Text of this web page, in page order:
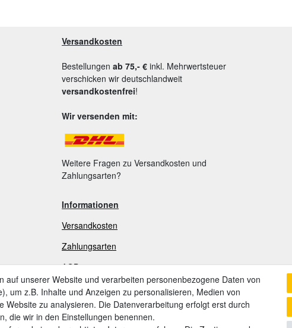
Versandkosten
Bestellungen ab 75,- € inkl. Mehrwertsteuer
verschicken wir deutschlandweit
versandkostenfrei!
Wir versenden mit:
Weitere Fragen zu Versandkosten und
Zahlungsarten?
Informationen
Versandkosten
Zahlungsarten
AGB
Widerrufsrecht
Widerrufsformular
auf unserer Website und verarbeiten personenbezogene Daten von
um z.B. Inhalte und Anzeigen zu personalisieren, Medien von
zu analysieren. Die Datenverarbeitung erfolgt erst durch
die wir in den Einstellungen benennen.